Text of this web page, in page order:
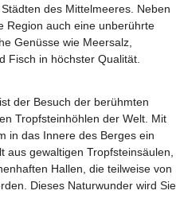
des Mittelmeeres. Neben
Region auch eine unberührte
Genüsse wie Meersalz,
Fisch in höchster Qualität.
der Besuch der berühmten
Tropfsteinhöhlen der Welt. Mit
in das Innere des Berges ein
gewaltigen Tropfsteinsäulen,
Hallen, die teilweise von
Dieses Naturwunder wird Sie